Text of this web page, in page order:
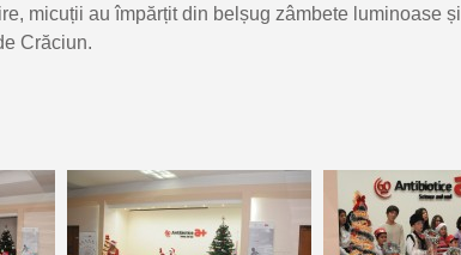
micuții au împărțit din belșug zâmbete luminoase și
Crăciun.